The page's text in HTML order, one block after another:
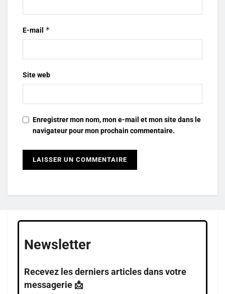
E-mail *
Site web
Enregistrer mon nom, mon e-mail et mon site dans le
navigateur pour mon prochain commentaire.
Newsletter
Recevez les derniers articles dans votre
messagerie 📩